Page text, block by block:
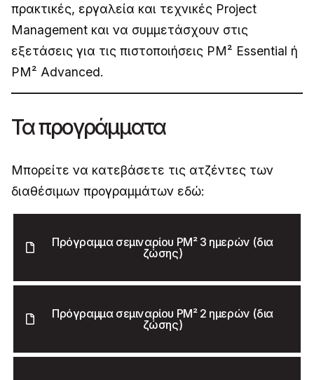
πρακτικές, εργαλεία και τεχνικές Project
Management και να συμμετάσχουν στις
εξετάσεις για τις πιστοποιήσεις PM² Essential ή
PM² Advanced.
Τα προγράμματα
Μπορείτε να κατεβάσετε τις ατζέντες των
διαθέσιμων προγραμμάτων εδώ:
Πρόγραμμα σεμιναρίου PM² 3 ημερών (δια
ζώσης)
Πρόγραμμα σεμιναρίου PM² 2 ημερών (δια
ζώσης)